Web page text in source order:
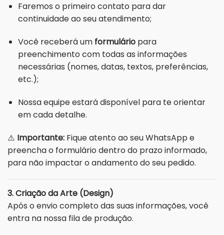
Faremos o primeiro contato para dar
continuidade ao seu atendimento;
Você receberá um formuláriopara
preenchimento com todas as informações
necessárias (nomes, datas, textos, preferências,
etc.);
Nossa equipe estará disponível para te orientar
em cada detalhe.
⚠️ Importante: Fique atento ao seu WhatsApp e
preencha o formulário dentro do prazo informado,
para não impactar o andamento do seu pedido.
3. Criação da Arte (Design)
Após o envio completo das suas informações, você
entra na nossa fila de produção.